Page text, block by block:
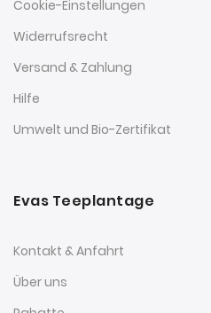
Cookie-Einstellungen
Widerrufsrecht
Versand & Zahlung
Hilfe
Umwelt und Bio-Zertifikat
Evas Teeplantage
Kontakt & Anfahrt
Über uns